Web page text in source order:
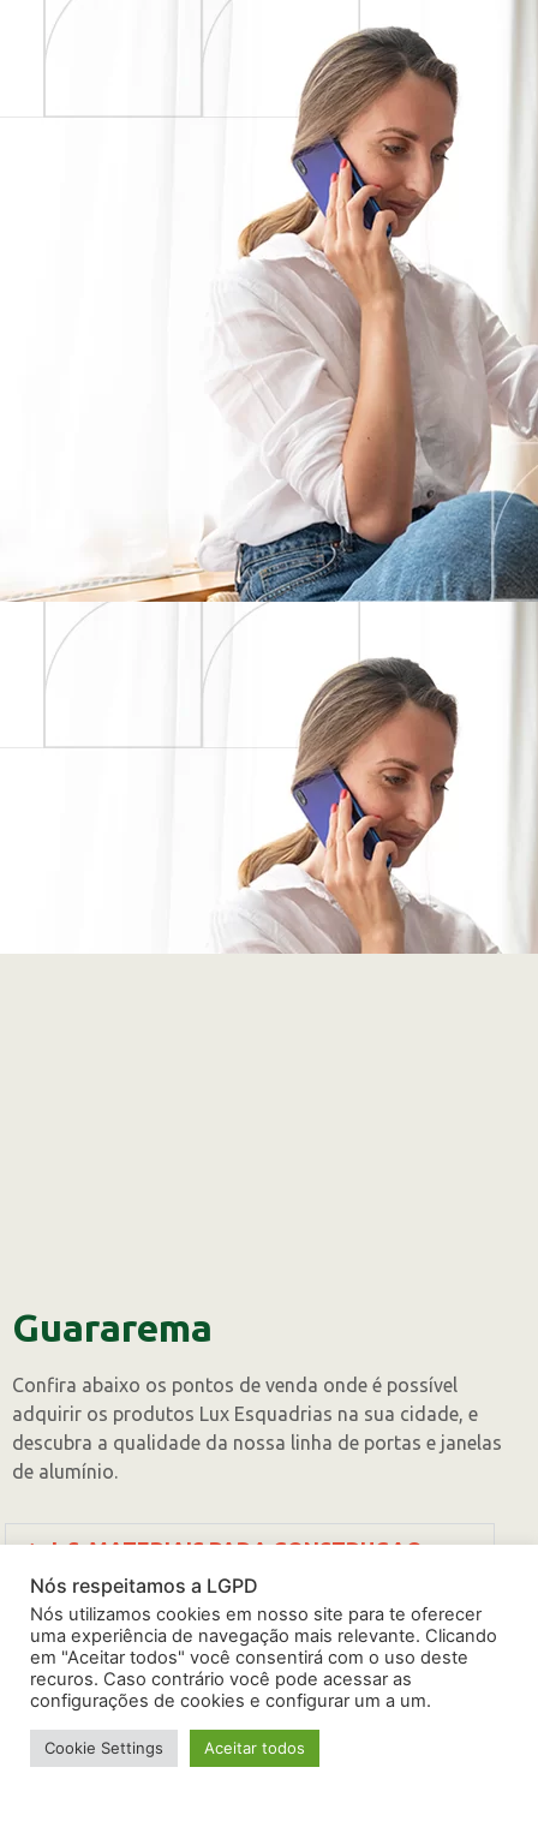
Guararema
Confira abaixo os pontos de venda onde é possível
adquirir os produtos Lux Esquadrias na sua cidade, e
descubra a qualidade da nossa linha de portas e janelas
de alumínio.
J. S. MATERIAIS PARA CONSTRUCAO
Endereço:RUA JOSE DE MATTOS REBOUCAS –
125, Jardim Dulce – REGIÃO METROPOLITANA DE
SÃO PAULO, Guararema
Telefone: (11) 96532-2688
Nós respeitamos a LGPD
Nós utilizamos cookies em nosso site para te oferecer
uma experiência de navegação mais relevante. Clicando
em "Aceitar todos" você consentirá com o uso deste
recuros. Caso contrário você pode acessar as
configurações de cookies e configurar um a um.
Cookie Settings Aceitar todos